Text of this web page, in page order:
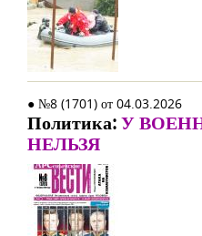
● №8 (1701) от 04.03.2026
Политика:У
НЕЛЬЗЯ